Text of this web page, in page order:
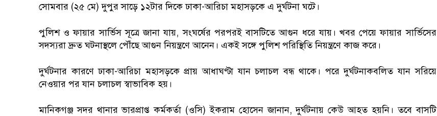
সোমবার (২৫ মে) দুপুর সাড়ে ১২টার দিকে ঢাকা-আরিচা মহাসড়কে এ দুর্ঘটনা ঘটে।
পুলিশ ও ফায়ার সার্ভিস সূত্রে জানা যায়, সংঘর্ষের পরপরই বাসটিতে আগুন ধরে যায়। খবর পেয়ে ফায়ার সার্ভিসের
সদস্যরা দ্রুত ঘটনাস্থলে পৌঁছে আগুন নিয়ন্ত্রণে আনেন। একই সঙ্গে পুলিশ পরিস্থিতি নিয়ন্ত্রণে কাজ করে।
দুর্ঘটনার কারণে ঢাকা-আরিচা মহাসড়কে প্রায় আধাঘণ্টা যান চলাচল বন্ধ থাকে। পরে দুর্ঘটনাকবলিত যান সরিয়ে
নেওয়ার পর যান চলাচল স্বাভাবিক হয়।
মানিকগঞ্জ সদর থানার ভারপ্রাপ্ত কর্মকর্তা (ওসি) ইকরাম হোসেন জানান, দুর্ঘটনায় কেউ আহত হয়নি। তবে বাসটি